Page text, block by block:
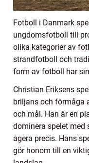
Fotboll i Danmark
ungdomsfotboll till
olika kategorier av
strandfotboll och
form av fotboll har
Christian Eriksens
briljans och förmåga
och mål. Han är en
dominera spelet
agera precis. Hans
gör honom till en